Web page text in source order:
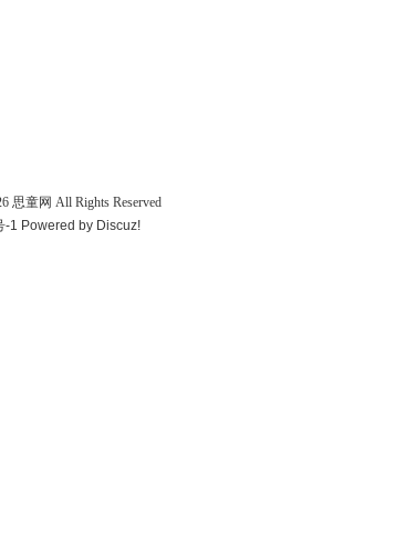
思童网 All Rights Reserved
-1 Powered by Discuz!